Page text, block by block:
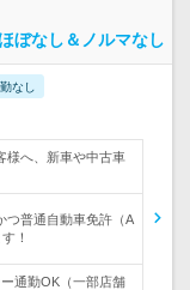
ぼなし＆ノルマなし
なし
様へ、新車や中古車
つ普通自動車免許（A
！
通勤OK（一部店舗